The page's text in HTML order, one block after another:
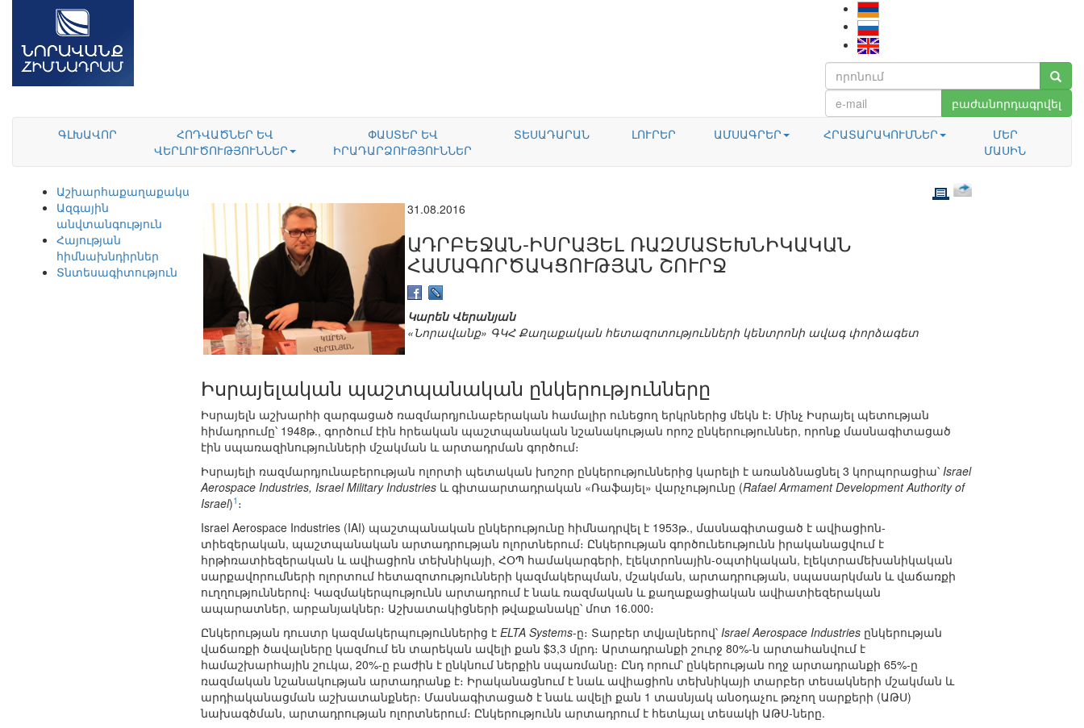
բաժանորդագրվել
ԳԼԽԱՎՈՐ
ՀՈԴՎԱԾՆԵՐ ԵՎ
ՎԵՐԼՈՒԾՈՒԹՅՈՒՆՆԵՐ
ՓԱՍՏԵՐ ԵՎ
ԻՐԱԴԱՐՁՈՒԹՅՈՒՆՆԵՐ
ՏԵՍԱԴԱՐԱՆ ԼՈՒՐԵՐ ԱՄՍԱԳՐԵՐ ՀՐԱՏԱՐԱԿՈՒՄՆԵՐ
ՄԵՐ
ՄԱՍԻՆ
Աշխարհաքաղաքականություն
Ազգային
անվտանգություն
Հայության
հիմնախնդիրներ
Տնտեսագիտություն
31.08.2016
ԱԴՐԲԵՋԱՆ-ԻՍՐԱՅԵԼ ՌԱԶՄԱՏԵԽՆԻԿԱԿԱՆ
ՀԱՄԱԳՈՐԾԱԿՑՈՒԹՅԱՆ ՇՈՒՐՋ
Կարեն Վերանյան
«Նորավանք» ԳԿՀ Քաղաքական հետազոտությունների կենտրոնի ավագ փորձագետ
Իսրայելական պաշտպանական ընկերությունները
Իսրայելն աշխարհի զարգացած ռազմարդյունաբերական համալիր ունեցող երկրներից մեկն է։ Մինչ Իսրայել պետության
հիմադրումը՝ 1948թ., գործում էին հրեական պաշտպանական նշանակության որոշ ընկերություններ, որոնք մասնագիտացած
էին սպառազինությունների մշակման և արտադրման գործում։
Իսրայելի ռազմարդյունաբերության ոլորտի պետական խոշոր ընկերություններից կարելի է առանձնացնել 3 կորպորացիա՝ Israel
Aerospace Industries, Israel Military Industries և գիտաարտադրական «Ռաֆայել» վարչությունը (Rafael Armament Development Authority of
Israel)1 ։
Israel Aerospace Industries (IAI) պաշտպանական ընկերությունը հիմնադրվել է 1953թ., մասնագիտացած է ավիացիոն-
տիեզերական, պաշտպանական արտադրության ոլորտներում։ Ընկերության գործունեությունն իրականացվում է
հրթիռատիեզերական և ավիացիոն տեխնիկայի, ՀՕՊ համակարգերի, էլեկտրոնային-օպտիկական, էլեկտրամեխանիկական
սարքավորումների ոլորտում հետազոտությունների կազմակերպման, մշակման, արտադրության, սպասարկման և վաճառքի
ուղղություններով։ Կազմակերպությունն արտադրում է նաև ռազմական և քաղաքացիական ավիատիեզերական
ապարատներ, արբանյակներ։ Աշխատակիցների թվաքանակը՝ մոտ 16.000։
Ընկերության դուստր կազմակերպություններից է ELTA Systems-ը։ Տարբեր տվյալներով՝ Israel Aerospace Industries ընկերության
վաճառքի ծավալները կազմում են տարեկան ավելի քան $3,3 մլրդ։ Արտադրանքի շուրջ 80%-ն արտահանվում է
համաշխարհային շուկա, 20%-ը բաժին է ընկնում ներքին սպառմանը։ Ընդ որում՝ ընկերության ողջ արտադրանքի 65%-ը
ռազմական նշանակության արտադրանք է։ Իրականացնում է նաև ավիացիոն տեխնիկայի տարբեր տեսակների մշակման և
արդիականացման աշխատանքներ։ Մասնագիտացած է նաև ավելի քան 1 տասնյակ անօդաչու թռչող սարքերի (ԱԹՍ)
նախագծման, արտադրության ոլորտներում։ Ընկերությունն արտադրում է հետևյալ տեսակի ԱԹՍ-ները.